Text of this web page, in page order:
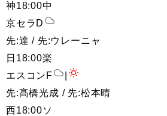
神18:00中
京セラD
先:達 / 先:ウレーニャ
日 18:00楽
エスコンF
先:髙橋光成 / 先:松本晴
西18:00ソ